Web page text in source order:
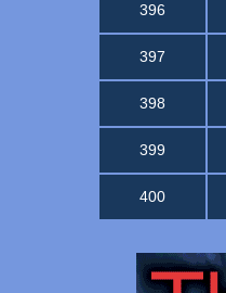
396
397
398
399
400